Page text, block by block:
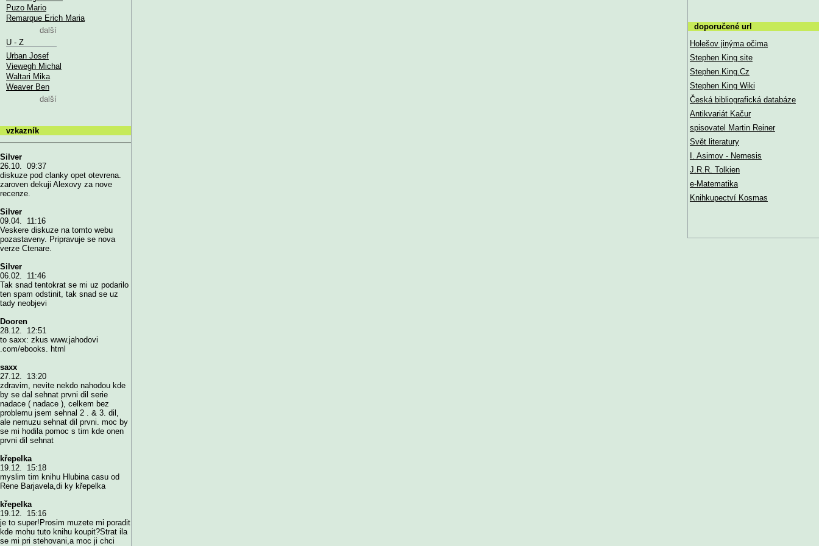
Puzo Mario
Remarque Erich Maria
další
U - Z
Urban Josef
Viewegh Michal
Waltari Mika
Weaver Ben
další
vzkazník
Silver
26.10. 09:37
diskuze pod clanky opet otevrena.
zaroven dekuji Alexovy za nove
recenze.
Silver
09.04. 11:16
Veskere diskuze na tomto webu
pozastaveny. Pripravuje se nova
verze Ctenare.
Silver
06.02. 11:46
Tak snad tentokrat se mi uz podarilo
ten spam odstinit, tak snad se uz
tady neobjevi
Dooren
28.12. 12:51
to saxx: zkus www.jahodovi
.com/ebooks. html
saxx
27.12. 13:20
zdravim, nevite nekdo nahodou kde
by se dal sehnat prvni dil serie
nadace ( nadace ), celkem bez
problemu jsem sehnal 2 . & 3. dil,
ale nemuzu sehnat dil prvni. moc by
se mi hodila pomoc s tim kde onen
prvni dil sehnat
křepelka
19.12. 15:18
myslim tim knihu Hlubina casu od
Rene Barjavela,di ky křepelka
křepelka
19.12. 15:16
je to super!Prosim muzete mi poradit
kde mohu tuto knihu koupit?Strat ila
se mi pri stehovani,a moc ji chci
doporučené url
Holešov jinýma očima
Stephen King site
Stephen.King.Cz
Stephen King Wiki
Česká bibliografická databáze
Antikvariát Kačur
spisovatel Martin Reiner
Svět literatury
I. Asimov - Nemesis
J.R.R. Tolkien
e-Matematika
Knihkupectví Kosmas